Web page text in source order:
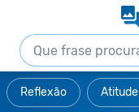
Reflexão Atitude